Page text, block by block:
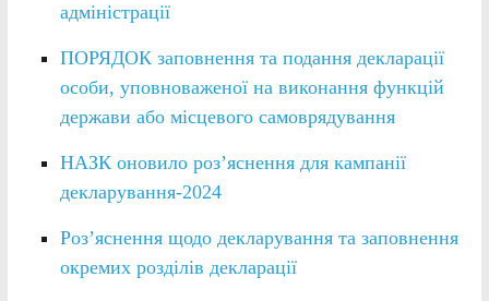
адміністрації
ПОРЯДОК заповнення та подання декларації
особи, уповноваженої на виконання функцій
держави або місцевого самоврядування
НАЗК оновило роз’яснення для кампанії
декларування-2024
Роз’яснення щодо декларування та заповнення
окремих розділів декларації